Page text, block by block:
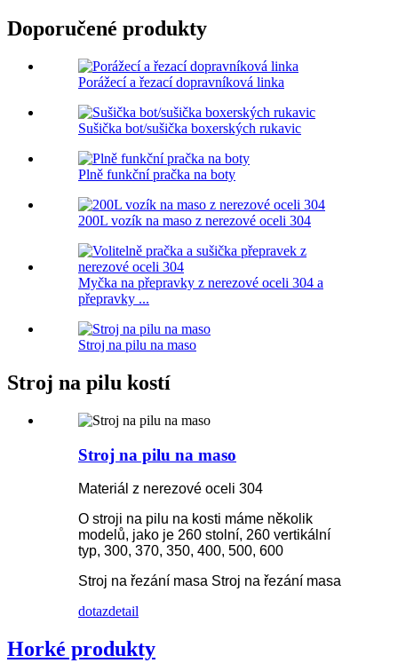
Doporučené produkty
Porážecí a řezací dopravníková linka
Sušička bot/sušička boxerských rukavic
Plně funkční pračka na boty
200L vozík na maso z nerezové oceli 304
Myčka na přepravky z nerezové oceli 304 a
přepravky ...
Stroj na pilu na maso
Stroj na pilu kostí
Stroj na pilu na maso
Materiál z nerezové oceli 304
O stroji na pilu na kosti máme několik
modelů, jako je 260 stolní, 260 vertikální
typ, 300, 370, 350, 400, 500, 600
Stroj na řezání masa Stroj na řezání masa
dotazdetail
Horké produkty